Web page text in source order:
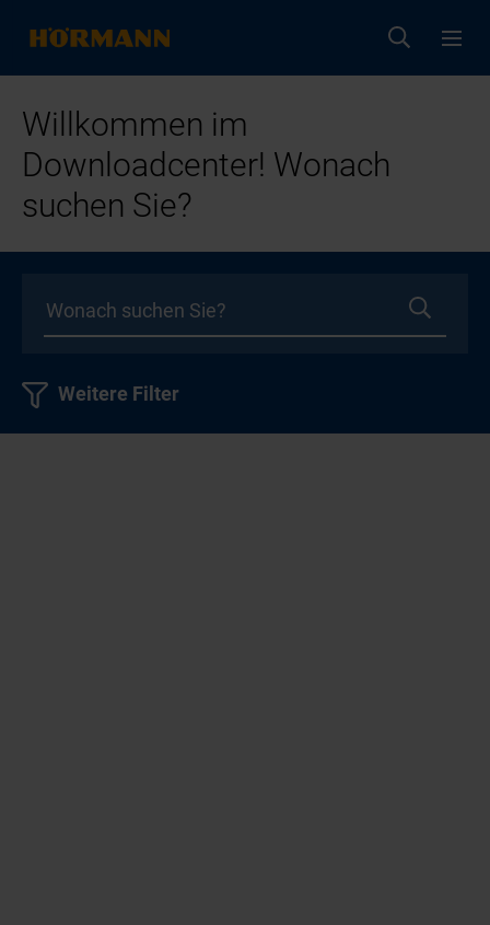
Willkommen im
Downloadcenter! Wonach
suchen Sie?
Weitere Filter